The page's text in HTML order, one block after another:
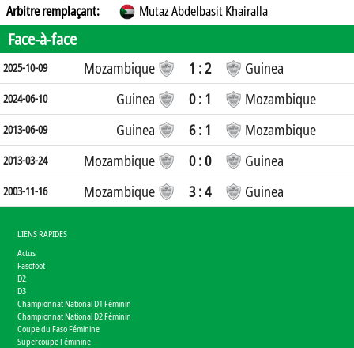
Arbitre remplaçant:
Mutaz Abdelbasit Khairalla
Face-à-face
2025-10-09 Mozambique 1 : 2 Guinea
2024-06-10 Guinea 0 : 1 Mozambique
2013-06-09 Guinea 6 : 1 Mozambique
2013-03-24 Mozambique 0 : 0 Guinea
2003-11-16 Mozambique 3 : 4 Guinea
LIENS RAPIDES
Actus
Fasofoot
D2
D3
Championnat National D1 Féminin
Championnat National D2 Féminin
Coupe du Faso Féminine
Supercoupe Féminine